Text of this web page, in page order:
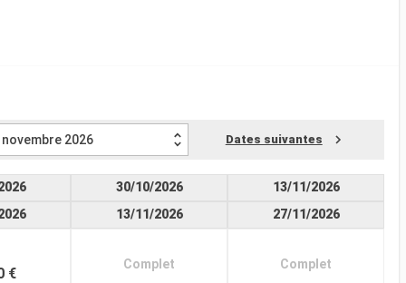
novembre 2026 Dates suivantes
€
30/10/2026
13/11/2026
Complet
13/11/2026
27/11/2026
Complet